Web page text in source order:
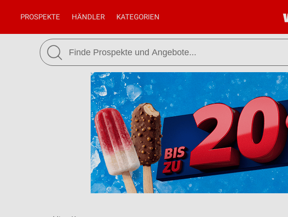
PROSPEKTE HÄNDLER KATEGORIEN